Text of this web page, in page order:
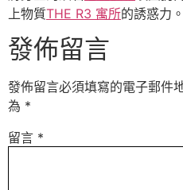
上物質THE R3 寓所的誘惑力。
發佈留言
發佈留言必須填寫的電子郵件
為 *
留言 *